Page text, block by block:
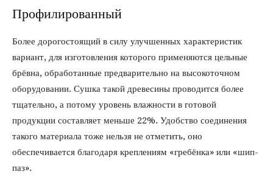
Профилированный
Более дорогостоящий в силу улучшенных характеристик
вариант, для изготовления которого применяются цельные
брёвна, обработанные предварительно на высокоточном
оборудовании. Сушка такой древесины проводится более
тщательно, а потому уровень влажности в готовой
продукции составляет меньше 22%. Удобство соединения
такого материала тоже нельзя не отметить, оно
обеспечивается благодаря креплениям «гребёнка» или «шип-
паз».